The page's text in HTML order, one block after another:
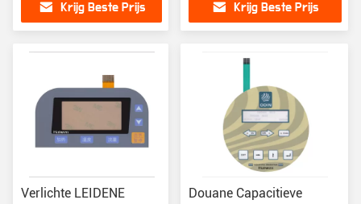
reliëf
Krijg Beste Prijs
Schakelaar van het de
Koepelmembraan
Krijg Beste Prijs
Verlichte LEIDENE
Douane Capacitieve